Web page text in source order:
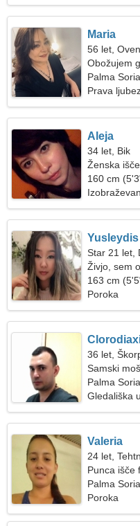
Maria
56 let, Oven
Obožujem
Palma
Prava
Aleja
34 let, Bik
Ženska
160 cm
Yusleydis
Star 21 let,
Živjo, sem
163 cm
Poroka
36 let,
Samski
Palma
Gledališka
Valeria
24 let,
Punca išče
Palma
Poroka